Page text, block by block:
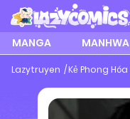
MANGA MANHWA
Lazytruyen Kẻ Phong Hóa